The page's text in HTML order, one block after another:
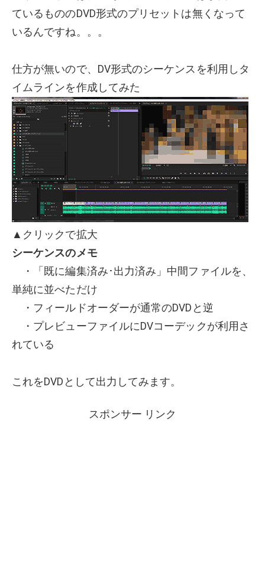
ているもののDVD形式のプリセットは無くなって
いるんですね。。。
仕方が無いので、DV形式のシーケンスを利用しタ
イムラインを作成してみた
▲クリックで拡大
シーケンスのメモ
・「既に編集済み･出力済み」中間ファイルを、
単純に並べただけ
・フィールドオーダーが通常のDVDと逆
・プレビューファイルにDVコーデックが利用さ
れている
これをDVDとして出力してみます。
スポンサー リンク